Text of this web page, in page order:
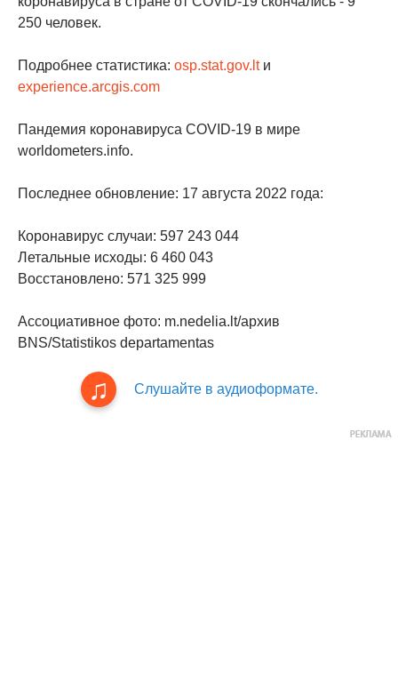
250 человек.
Подробнее статистика: osp.stat.gov.ltи
experience.arcgis.com
Пандемия коронавируса COVID-19 в мире
worldometers.info.
Последнее обновление: 17 августа 2022 года:
Коронавирус случаи: 597 243 044
Летальные исходы: 6 460 043
Восстановлено: 571 325 999
Ассоциативное фото: m.nedelia.lt/архив
BNS/Statistikos departamentas
Слушайте в аудиоформате.